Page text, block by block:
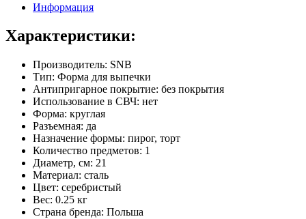
Информация
Характеристики:
Производитель: SNB
Тип: Форма для выпечки
Антипригарное покрытие: без покрытия
Использование в СВЧ: нет
Форма: круглая
Разъемная: да
Назначение формы: пирог, торт
Количество предметов: 1
Диаметр, см: 21
Материал: сталь
Цвет: серебристый
Вес: 0.25 кг
Страна бренда: Польша